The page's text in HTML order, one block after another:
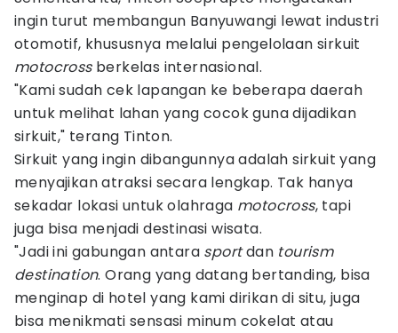
ingin turut membangun Banyuwangi lewat industri
otomotif, khususnya melalui pengelolaan sirkuit
motocross berkelas internasional.
"Kami sudah cek lapangan ke beberapa daerah
untuk melihat lahan yang cocok guna dijadikan
sirkuit," terang Tinton.
Sirkuit yang ingin dibangunnya adalah sirkuit yang
menyajikan atraksi secara lengkap. Tak hanya
sekadar lokasi untuk olahraga motocross, tapi
juga bisa menjadi destinasi wisata.
"Jadi ini gabungan antara sportdan tourism
destination. Orang yang datang bertanding, bisa
menginap di hotel yang kami dirikan di situ, juga
bisa menikmati sensasi minum cokelat atau